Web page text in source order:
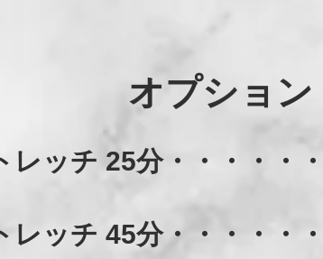
​オプション
レッチ 25分・・・・・
レッチ 45分・・・・・